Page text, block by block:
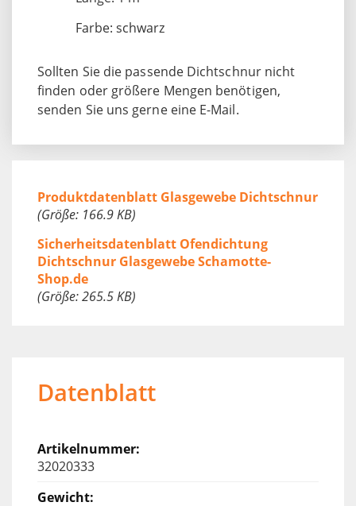
Farbe: schwarz
Sollten Sie die passende Dichtschnur nicht
finden oder größere Mengen benötigen,
senden Sie uns gerne eine E-Mail.
Produktdatenblatt Glasgewebe Dichtschnur
(Größe: 166.9 KB)
Sicherheitsdatenblatt Ofendichtung
Dichtschnur Glasgewebe Schamotte-
Shop.de
(Größe: 265.5 KB)
Datenblatt
32020333